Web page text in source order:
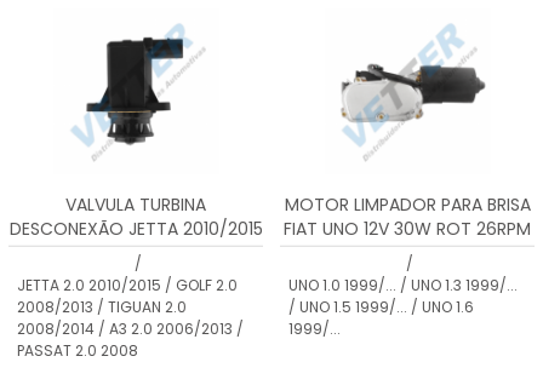
VALVULA TURBINA
DESCONEXÃO JETTA 2010/2015
/ GOLF 2008/2013 / TIGUAN
2008/2014 / A3 2006/2013 /
PASSAT 2008/2014 / A4
2007/2013 /Q5 2007/2013 / A5
2009/2012 / A6 2012/2014 / TT
/
JETTA 2.0 2010/2015 / GOLF 2.0
2008/2013 / TIGUAN 2.0
2008/2014 / A3 2.0 2006/2013 /
PASSAT 2.0 2008
MOTOR LIMPADOR PARA BRISA
FIAT UNO 12V 30W ROT 26RPM
A 43RPM / CORRENTE NOM:
7,0A A 9,0A / CORRENTE MAX
21,6A A 26,0A
/
UNO 1.0 1999/... / UNO 1.3 1999/...
/ UNO 1.5 1999/... / UNO 1.6
1999/...